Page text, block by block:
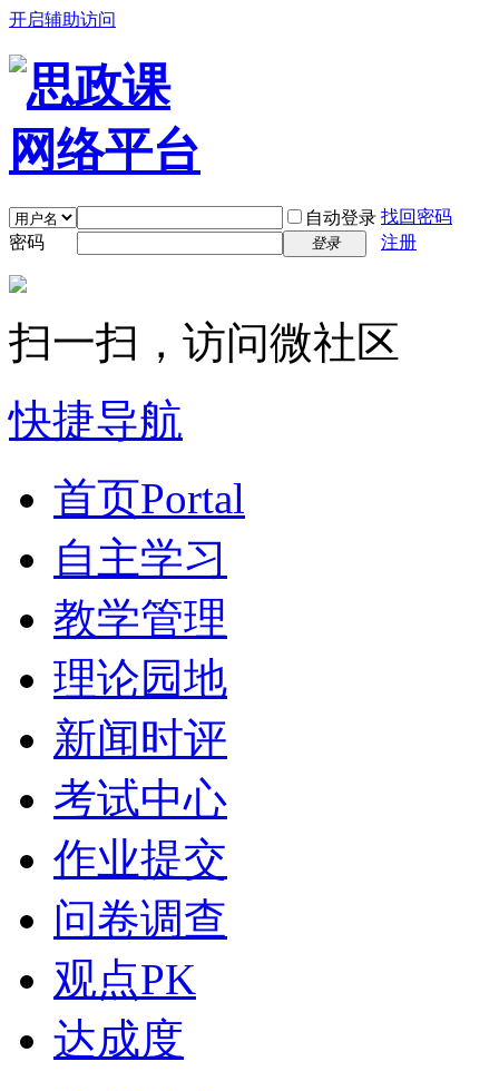
开启辅助访问
自动登录 找回密码
密码
登录 注册
扫一扫，访问微社区
快捷导航
首页Portal
自主学习
教学管理
理论园地
新闻时评
考试中心
作业提交
问卷调查
观点PK
达成度